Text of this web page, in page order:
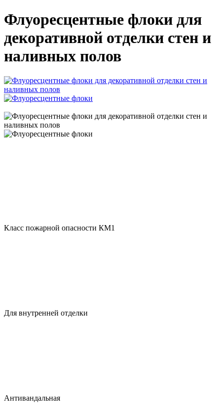
Флуоресцентные флоки для
декоративной отделки стен и
наливных полов
Класс пожарной опасности КМ1
Для внутренней отделки
Антивандальная